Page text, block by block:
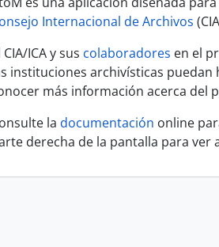
Internacional de Archivos
CIA/ICA y sus colaboradores en el
instituciones archivísticas
más información acerca del
la documentación online
derecha de la pantalla para ver